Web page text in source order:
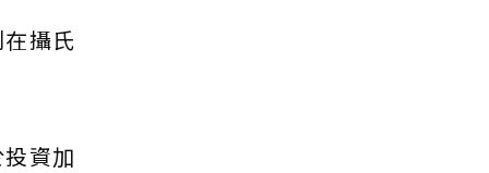
攝氏
資加